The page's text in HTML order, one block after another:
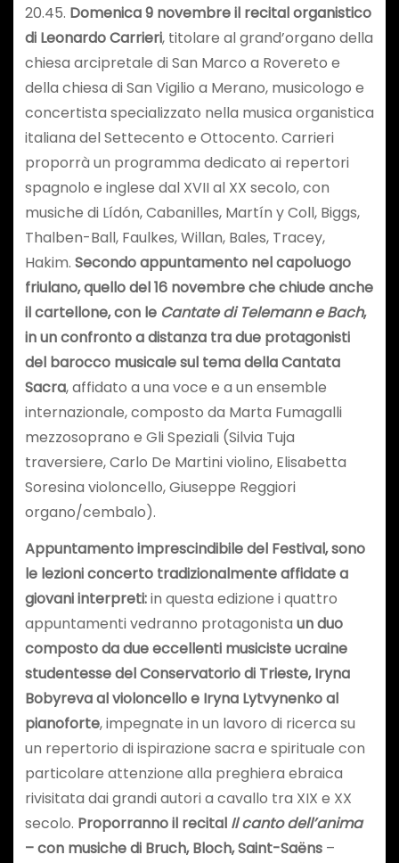
20.45. Domenica 9 novembre il recital organistico
di Leonardo Carrieri, titolare al grand’organo della
chiesa arcipretale di San Marco a Rovereto e
della chiesa di San Vigilio a Merano, musicologo e
concertista specializzato nella musica organistica
italiana del Settecento e Ottocento. Carrieri
proporrà un programma dedicato ai repertori
spagnolo e inglese dal XVII al XX secolo, con
musiche di Lídón, Cabanilles, Martín y Coll, Biggs,
Thalben-Ball, Faulkes, Willan, Bales, Tracey,
Hakim. Secondo appuntamento nel capoluogo
friulano, quello del 16 novembre che chiude anche
il cartellone, con le Cantate di Telemann e Bach,
in un confronto a distanza tra due protagonisti
del barocco musicale sul tema della Cantata
Sacra, affidato a una voce e a un ensemble
internazionale, composto da Marta Fumagalli
mezzosoprano e Gli Speziali (Silvia Tuja
traversiere, Carlo De Martini violino, Elisabetta
Soresina violoncello, Giuseppe Reggiori
organo/cembalo).
Appuntamento imprescindibile del Festival, sono
le lezioni concerto tradizionalmente affidate a
giovani interpreti:in questa edizione i quattro
appuntamenti vedranno protagonista un duo
composto da due eccellenti musiciste ucraine
studentesse del Conservatorio di Trieste, Iryna
Bobyreva al violoncello e Iryna Lytvynenko al
pianoforte, impegnate in un lavoro di ricerca su
un repertorio di ispirazione sacra e spirituale con
particolare attenzione alla preghiera ebraica
rivisitata dai grandi autori a cavallo tra XIX e XX
secolo. Proporranno il recital Il canto dell’anima
– con musiche di Bruch, Bloch, Saint-Saëns –